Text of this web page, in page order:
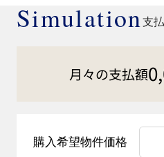
Simulation支
月々の支払額
購入希望物件価格